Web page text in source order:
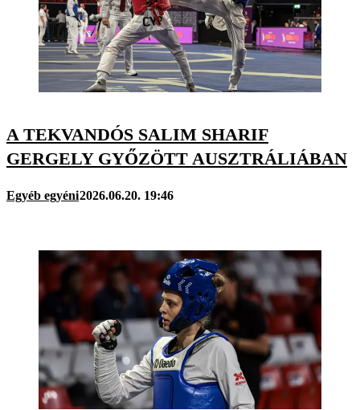
A TEKVANDÓS SALIM SHARIF
GERGELY GYŐZÖTT AUSZTRÁLIÁBAN
Egyéb egyéni2026.06.20. 19:46